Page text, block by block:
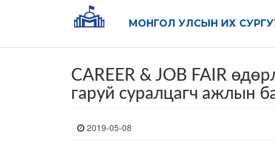
МОНГОЛ УЛСЫН ИХ
CAREER & JOB FAIR
гаруй суралцагч ажлын
2019-05-08